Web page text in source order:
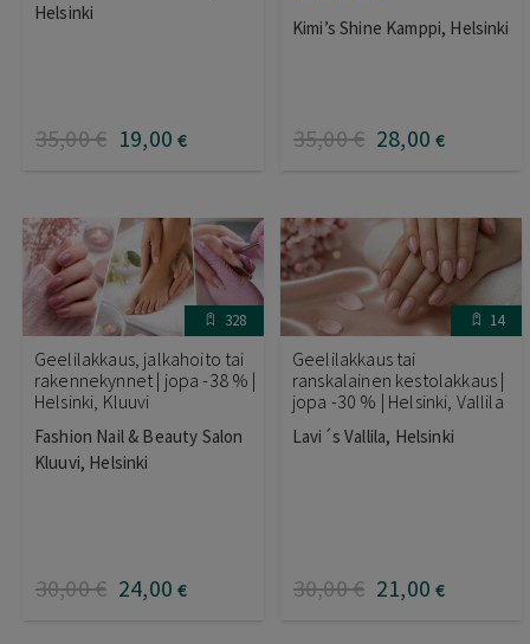
Helsinki
35,00€ 19,00 €
tuotteesta:
Kimi’s Shine Kamppi, Helsinki
35,00€ 28,00 €
328
Geelilakkaus, jalkahoito tai
rakennekynnet | jopa -38 % |
Helsinki, Kluuvi
Fashion Nail & Beauty Salon
Kluuvi, Helsinki
30,00€ 24,00 €
14
Geelilakkaus tai
ranskalainen kestolakkaus |
jopa -30 % | Helsinki, Vallila
Lavi´s Vallila, Helsinki
30,00€ 21,00 €